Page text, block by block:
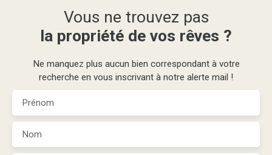
Vous ne trouvez pas
la propriété de vos rêves ?
Ne manquez plus aucun bien correspondant à votre
recherche en vous inscrivant à notre alerte mail !
Prénom
Nom